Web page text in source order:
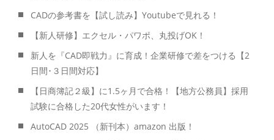
CADの参考書を【試し読み】Youtubeで見れる！
【新人研修】エクセル・パワポ、丸投げOK！
新人を『CAD即戦力』に育成！企業研修で差をつける【2
日間･３日間対応】
【日商簿記２級】に1.5ヶ月で合格！【地方公務員】採用
試験に合格した20代女性がいます！
AutoCAD 2025 （新刊本）amazon 出版！